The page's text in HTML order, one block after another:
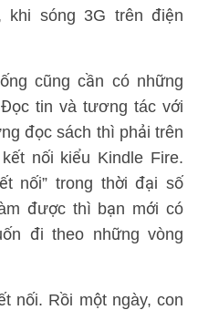
khi sóng 3G trên điện
cũng cần có những
tin và tương tác với
đọc sách thì phải trên
nối kiểu Kindle Fire.
nối” trong thời đại số
được thì bạn mới có
đi theo những vòng
nối. Rồi một ngày, con